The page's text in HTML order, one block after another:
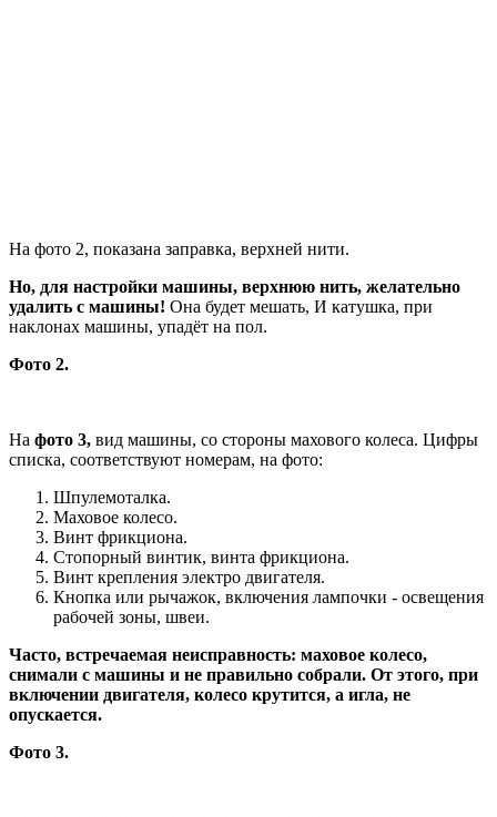
На фото 2, показана заправка, верхней нити.
Но, для настройки машины, верхнюю нить, желательно
удалить с машины! Она будет мешать, И катушка, при
наклонах машины, упадёт на пол.
Фото 2.
На фото 3, вид машины, со стороны махового колеса. Цифры
списка, соответствуют номерам, на фото:
Шпулемоталка.
Маховое колесо.
Винт фрикциона.
Стопорный винтик, винта фрикциона.
Винт крепления электро двигателя.
Кнопка или рычажок, включения лампочки - освещения
рабочей зоны, швеи.
Часто, встречаемая неисправность: маховое колесо,
снимали с машины и не правильно собрали. От этого, при
включении двигателя, колесо крутится, а игла, не
опускается.
Фото 3.